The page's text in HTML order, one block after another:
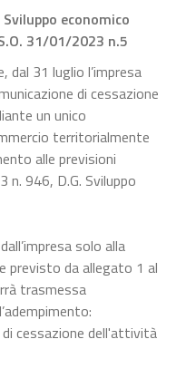
economico
31/01/2023 n.5
dal 31 luglio l’impresa
di cessazione
un unico
territorialmente
alle previsioni
946, D.G. Sviluppo
solo alla
previsto da allegato 1 al
trasmessa
cessazione dell'attività